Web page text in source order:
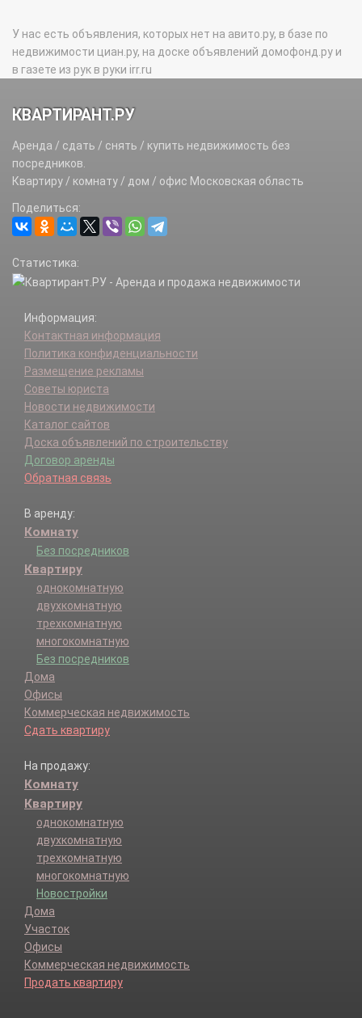
У нас есть объявления, которых нет на авито.ру, в базе по
недвижимости циан.ру, на доске объявлений домофонд.ру и
в газете из рук в руки irr.ru
КВАРТИРАНТ.РУ
Аренда / сдать / снять / купить недвижимость без
посредников.
Квартиру / комнату / дом / офис Московская область
Поделиться:
Статистика:
Информация:
Контактная информация
Политика конфиденциальности
Размещение рекламы
Советы юриста
Новости недвижимости
Каталог сайтов
Доска объявлений по строительству
Договор аренды
Обратная связь
В аренду:
Комнату
Без посредников
Квартиру
однокомнатную
двухкомнатную
трехкомнатную
многокомнатную
Без посредников
Дома
Офисы
Коммерческая недвижимость
Сдать квартиру
На продажу:
Комнату
Квартиру
однокомнатную
двухкомнатную
трехкомнатную
многокомнатную
Новостройки
Дома
Участок
Офисы
Коммерческая недвижимость
Продать квартиру